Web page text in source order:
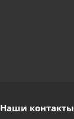
Наши контакты